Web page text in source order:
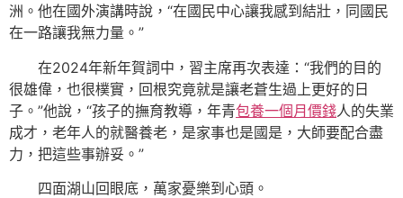
洲。他在國外演講時說，“在國民中心讓我感到結壯，同國民
在一路讓我無力量。”
在2024年新年賀詞中，習主席再次表達：“我們的目的
很雄偉，也很樸實，回根究竟就是讓老蒼生過上更好的日
子。”他說，“孩子的撫育教導，年青包養一個月價錢人的失業
成才，老年人的就醫養老，是家事也是國是，大師要配合盡
力，把這些事辦妥。”
四面湖山回眼底，萬家憂樂到心頭。